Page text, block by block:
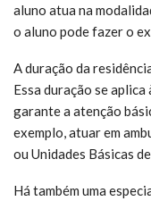
aluno atua na
o aluno pode fazer o
A duração da
Essa duração se
garante a atenção
exemplo, atuar em
ou Unidades Básicas
Há também uma